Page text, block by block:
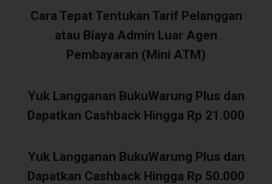
Cara Tepat Tentukan Tarif Pelanggan
atau Biaya Admin Luar Agen
Pembayaran (Mini ATM)
Yuk Langganan BukuWarung Plus dan
Dapatkan Cashback Hingga Rp 21.000
Yuk Langganan BukuWarung Plus dan
Dapatkan Cashback Hingga Rp 50.000